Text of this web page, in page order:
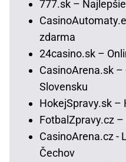
777.sk –
zdarma
24casino.sk –
CasinoArena.sk –
Slovensku
HokejSpravy.sk –
FotbalZpravy.cz
CasinoArena.cz -
Čechov